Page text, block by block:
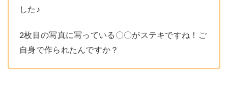
した♪
2枚目の写真に写っている〇〇がステキですね！ご
自身で作られたんですか？